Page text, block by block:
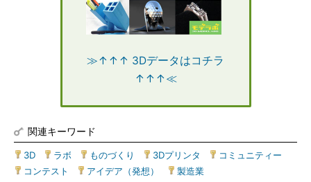
≫↑↑↑ 3Dデータはコチラ
↑↑↑≪
関連キーワード
3D ラボ ものづくり 3Dプリンタ コミュニティー
コンテスト
アイデア（発想） 製造業